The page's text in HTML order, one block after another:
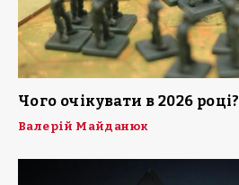
Чого очікувати в 2026 році?
Валерій Майданюк